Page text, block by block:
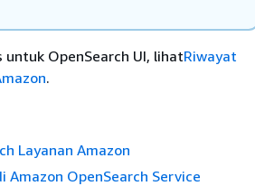
OpenSearch UI, lihatRiwayat
.
Layanan Amazon
OpenSearch Service